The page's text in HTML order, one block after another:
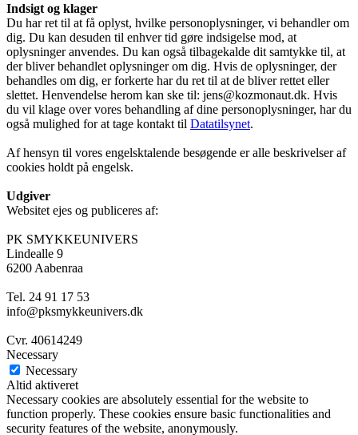
Indsigt og klager
Du har ret til at få oplyst, hvilke personoplysninger, vi behandler om
dig. Du kan desuden til enhver tid gøre indsigelse mod, at
oplysninger anvendes. Du kan også tilbagekalde dit samtykke til, at
der bliver behandlet oplysninger om dig. Hvis de oplysninger, der
behandles om dig, er forkerte har du ret til at de bliver rettet eller
slettet. Henvendelse herom kan ske til: jens@kozmonaut.dk. Hvis
du vil klage over vores behandling af dine personoplysninger, har du
også mulighed for at tage kontakt til Datatilsynet.
Af hensyn til vores engelsktalende besøgende er alle beskrivelser af
cookies holdt på engelsk.
Udgiver
Websitet ejes og publiceres af:
PK SMYKKEUNIVERS
Lindealle 9
6200 Aabenraa
Tel. 24 91 17 53
info@pksmykkeunivers.dk
Cvr. 40614249
Necessary
Necessary
Altid aktiveret
Necessary cookies are absolutely essential for the website to
function properly. These cookies ensure basic functionalities and
security features of the website, anonymously.